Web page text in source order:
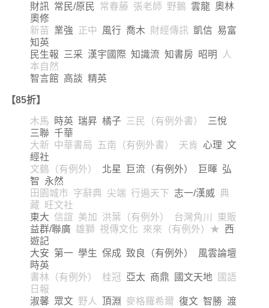
財訊 常民/原民 常春藤 張老師 野鵝 雲龍 奧林
奧修
新苗 業強 正中 風行 喬木 財經傳訊
凱信 易富
知英
民生報 三采 漢宇國際 知識流 知書房 昭明
人
本自然
智言館 高談 精英
【85折】
木馬 時英 瑞昇 橘子 三民（有例外書）
三悅
三聯 千華
大新 中華書局 五南（有例外書） 天肯 心理 文
經社
文鶴（有例外）
北星 巨流（有例外） 巨暉 弘
智 永然
田園城市 字辭典 尖端 行遍天下 志一/漢威 典
藏 旺文社
東大 信誼 美加 洪葉（有例外） 台灣角川 東販
益群/聯廣 雄獅 視傳文化 來來（有例外）★ 西
遊記
大安 第一 學生 保成 致良（有例外） 風雲論壇
時英
書林（有例外） 桂冠 亞太 商鼎 國文天地
國語
日報
淑馨 眾文 野人 頂淵 麥格羅希爾 復文 智勝 渡